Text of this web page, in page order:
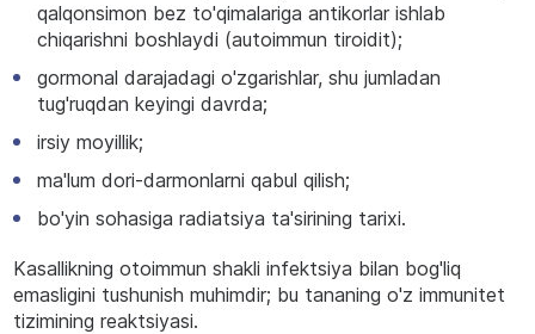
qalqonsimon bez to'qimalariga antikorlar ishlab
chiqarishni boshlaydi (autoimmun tiroidit);
gormonal darajadagi o'zgarishlar, shu jumladan
tug'ruqdan keyingi davrda;
irsiy moyillik;
ma'lum dori-darmonlarni qabul qilish;
bo'yin sohasiga radiatsiya ta'sirining tarixi.
Kasallikning otoimmun shakli infektsiya bilan bog'liq
emasligini tushunish muhimdir; bu tananing o'z immunitet
tizimining reaktsiyasi.